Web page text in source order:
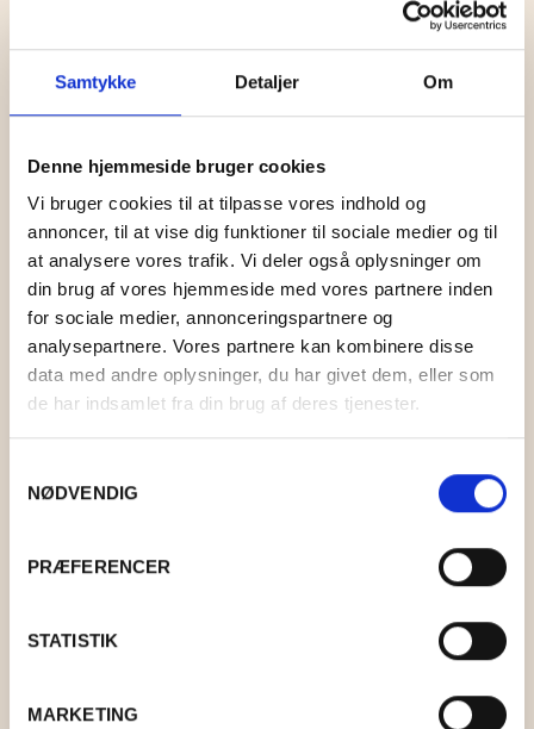
Samtykke Detaljer Om
Denne hjemmeside bruger cookies
Vi bruger cookies til at tilpasse vores indhold og
annoncer, til at vise dig funktioner til sociale medier og til
at analysere vores trafik. Vi deler også oplysninger om
din brug af vores hjemmeside med vores partnere inden
for sociale medier, annonceringspartnere og
analysepartnere. Vores partnere kan kombinere disse
data med andre oplysninger, du har givet dem, eller som
de har indsamlet fra din brug af deres tjenester.
NØDVENDIG
PRÆFERENCER
STATISTIK
MARKETING
COAST 34 SPEARMINT
KR.43,00
Relaterede varer